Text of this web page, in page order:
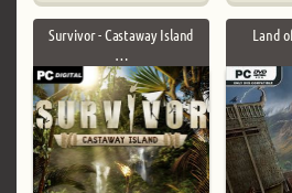
Survivor - Castaway Island
…
Land